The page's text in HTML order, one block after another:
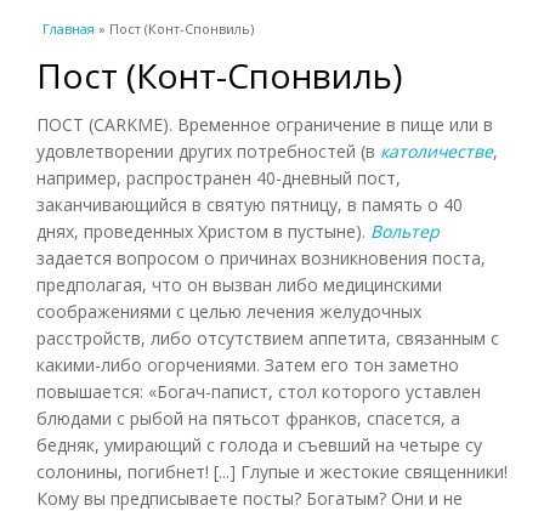
Вы здесь
Главная » Пост (Конт-Спонвиль)
Пост (Конт-Спонвиль)
ПОСТ (CARKME). Временное ограничение в пище или в
удовлетворении других потребностей (в католичестве,
например, распространен 40-дневный пост,
заканчивающийся в святую пятницу, в память о 40
днях, проведенных Христом в пустыне). Вольтер
задается вопросом о причинах возникновения поста,
предполагая, что он вызван либо медицинскими
соображениями с целью лечения желудочных
расстройств, либо отсутствием аппетита, связанным с
какими-либо огорчениями. Затем его тон заметно
повышается: «Богач-папист, стол которого уставлен
блюдами с рыбой на пятьсот франков, спасется, а
бедняк, умирающий с голода и съевший на четыре су
солонины, погибнет! [...] Глупые и жестокие священники!
Кому вы предписываете посты? Богатым? Они и не